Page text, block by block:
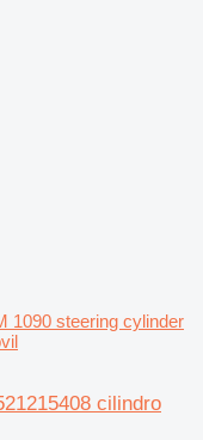
1090 steering cylinder
cilindro